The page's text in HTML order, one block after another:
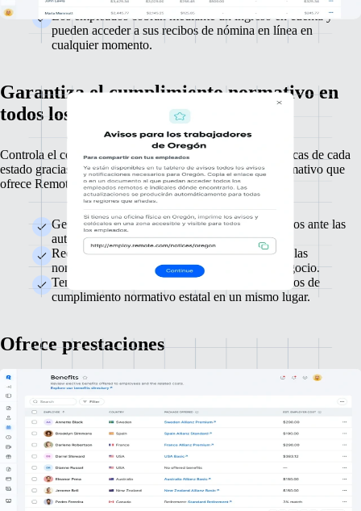
Los empleados cobran mediante un ingreso en cuenta y
pueden acceder a sus recibos de nómina en línea en
cualquier momento.
Garantiza el cumplimiento normativo en
todos los estados
Controla el complejo panorama de las normativas específicas de cada
estado gracias al apoyo integral para el cumplimiento normativo que
ofrece Remote.
Gestiona automáticamente los registros necesarios ante las
autoridades laborales y fiscales de cada estado.
Recibe alertas en tiempo real de los cambios en las
normativas estatales que puedan afectar a tu negocio.
Ten organizados y accede a todos tus documentos de
cumplimiento normativo estatal en un mismo lugar.
Ofrece prestaciones
Capta y retén a los mejores talentos con paquetes de prestaciones
competitivos y completos. Personaliza las ofertas para poder captar,
retener y satisfacer las necesidades plurales de tu personal.
Te ayudaremos a sortear las complejidades de las
prestaciones en EE. UU. para que puedas ahorrar tiempo y
esfuerzo.
Elige entre un montón de planes de salud, vida y 401(k)